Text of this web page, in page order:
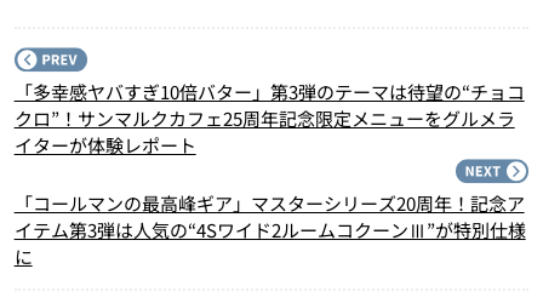
「多幸感ヤバすぎ10倍バター」第3弾のテーマは待望の“チョコ
クロ”！サンマルクカフェ25周年記念限定メニューをグルメラ
イターが体験レポート
「コールマンの最高峰ギア」マスターシリーズ20周年！記念ア
イテム第3弾は人気の“4Sワイド2ルームコクーンⅢ”が特別仕様
に